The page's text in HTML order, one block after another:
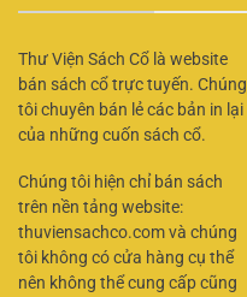
Thư Viện Sách Cổ là website
bán sách cổ trực tuyến. Chúng
tôi chuyên bán lẻ các bản in lại
của những cuốn sách cổ.
Chúng tôi hiện chỉ bán sách
trên nền tảng website:
thuviensachco.com và chúng
tôi không có cửa hàng cụ thể
nên không thể cung cấp cũng